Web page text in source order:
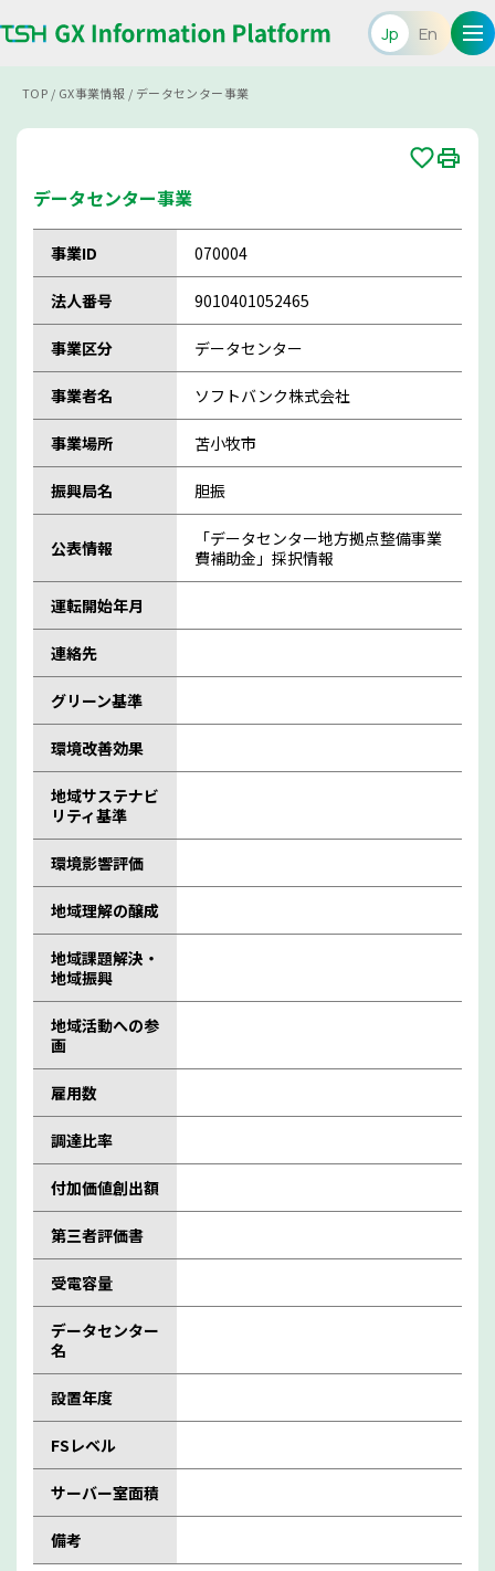
Jp En
TOP / GX事業情報 / データセンター事業
データセンター事業
事業ID 070004
法人番号 9010401052465
事業区分 データセンター
事業者名 ソフトバンク株式会社
事業場所 苫小牧市
振興局名 胆振
公表情報
「データセンター地方拠点整備事業
費補助金」採択情報
運転開始年月
連絡先
グリーン基準
環境改善効果
地域サステナビ
リティ基準
環境影響評価
地域理解の醸成
地域課題解決・
地域振興
地域活動への参
画
雇用数
調達比率
付加価値創出額
第三者評価書
受電容量
データセンター
名
設置年度
FSレベル
サーバー室面積
備考